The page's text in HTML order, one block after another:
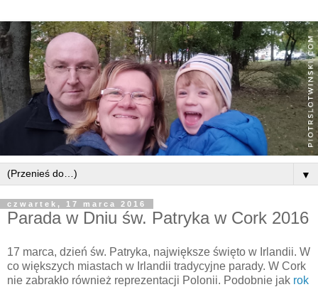
▼
czwartek, 17 marca 2016
Parada w Dniu św. Patryka w Cork 2016
17 marca, dzień św. Patryka, największe święto w Irlandii. W
co większych miastach w Irlandii tradycyjne parady. W Cork
nie zabrakło również reprezentacji Polonii. Podobnie jak rok